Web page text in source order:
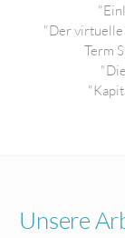
"Der virtuelle
Term
Unsere